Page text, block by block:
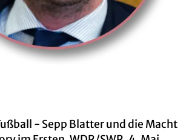
- Sepp Blat­ter und die Macht